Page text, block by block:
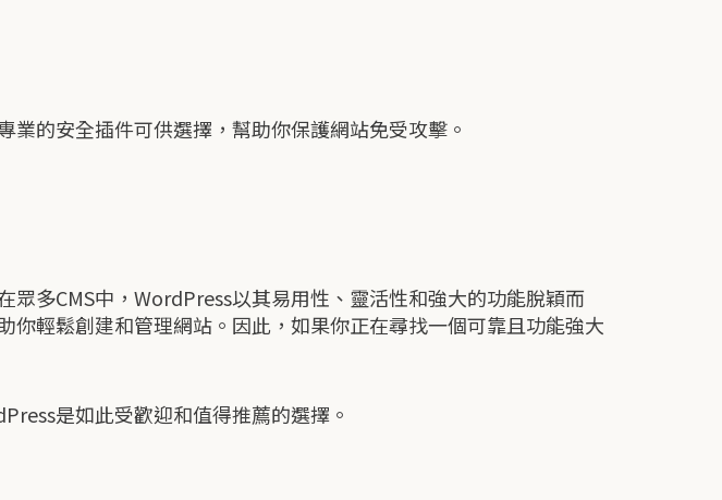
的安全插件可供選擇，幫助你保護網站免受攻擊。
多CMS中，WordPress以其易用性、靈活性和強大的功能脫穎而
輕鬆創建和管理網站。因此，如果你正在尋找一個可靠且功能強大
是如此受歡迎和值得推薦的選擇。